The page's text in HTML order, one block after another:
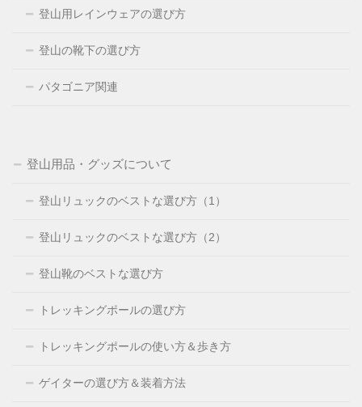
登山用レインウェアの選び方
登山の靴下の選び方
パタゴニア関連
登山用品・グッズについて
登山リュックのベストな選び方（1）
登山リュックのベストな選び方（2）
登山靴のベストな選び方
トレッキングポールの選び方
トレッキングポールの使い方＆歩き方
ゲイターの選び方＆装着方法